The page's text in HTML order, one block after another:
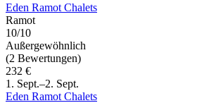
Eden Ramot Chalets
Ramot
10/10
Außergewöhnlich
(2 Bewertungen)
232 €
1. Sept.–2. Sept.
Eden Ramot Chalets